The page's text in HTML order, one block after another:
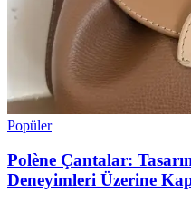
Popüler
Polène Çantalar:
Deneyimleri Üzerine